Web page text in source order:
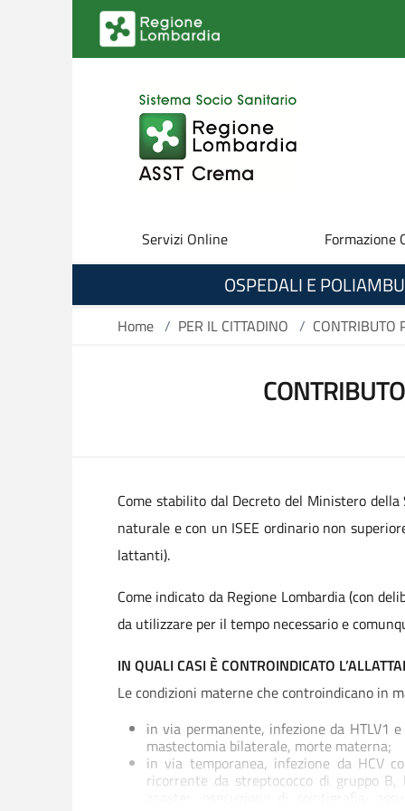
Salta al contenuto principale
Servizi Online Formazione
OSPEDALI E
Home / PER IL CITTADINO / CONTRIBUTO
Come stabilito dal Decreto del Ministero
naturale e con un ISEE ordinario non
lattanti).
Come indicato da Regione Lombardia (con
da utilizzare per il tempo necessario e
IN QUALI CASI È CONTROINDICATO
Le condizioni materne che controindicano in
in via permanente, infezione da HTLV1
mastectomia bilaterale, morte materna;
in via temporanea, infezione da HCV
ricorrente da streptococco di gruppo